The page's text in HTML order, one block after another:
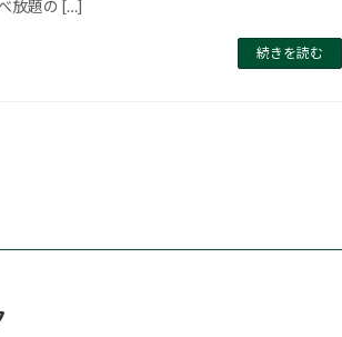
放題の […]
続きを読む